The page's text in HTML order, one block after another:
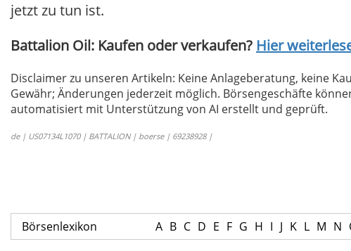
jetzt zu tun ist.
Battalion Oil: Kaufen oder verkaufen? Hier
Disclaimer zu unseren Artikeln: Keine Anlageberatung, keine
Gewähr; Änderungen jederzeit möglich. Börsengeschäfte
automatisiert mit Unterstützung von AI erstellt und geprüft.
de | US07134L1070 | BATTALION | boerse | 69238928 |
Börsenlexikon A B C D E F G H I J K L M N